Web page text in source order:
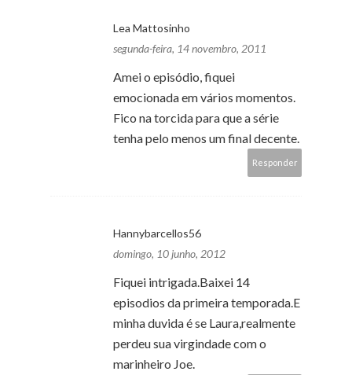
Lea Mattosinho
segunda-feira, 14 novembro, 2011
Amei o episódio, fiquei
emocionada em vários momentos.
Fico na torcida para que a série
tenha pelo menos um final decente.
Responder
Hannybarcellos56
domingo, 10 junho, 2012
Fiquei intrigada.Baixei 14
episodios da primeira temporada.E
minha duvida é se Laura,realmente
perdeu sua virgindade com o
marinheiro Joe.